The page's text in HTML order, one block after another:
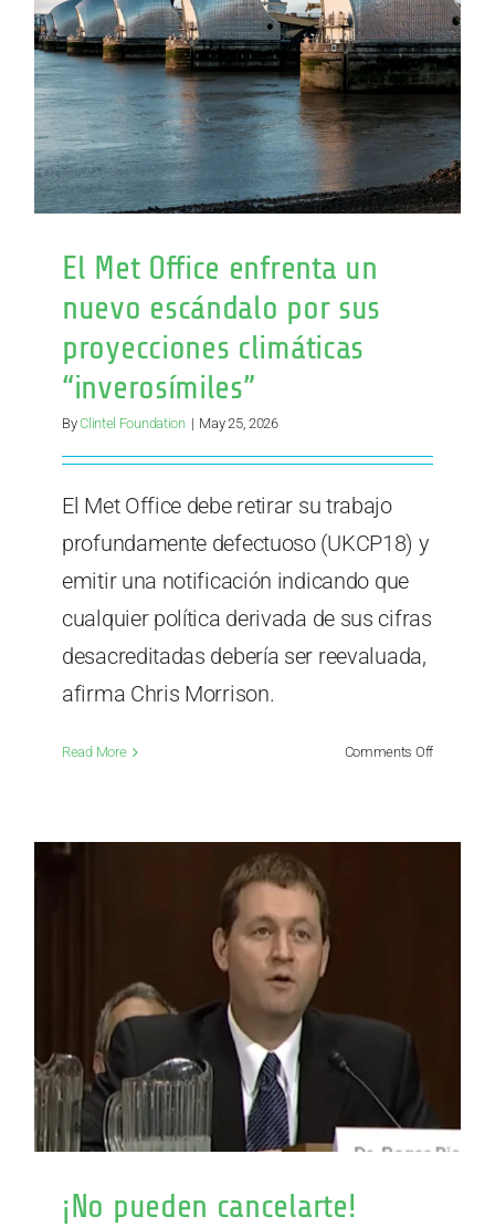
El Met Office enfrenta un
nuevo escándalo por sus
proyecciones climáticas
“inverosímiles”
ByClintel Foundation | May 25, 2026
El Met Office debe retirar su trabajo
profundamente defectuoso (UKCP18) y
emitir una notificación indicando que
cualquier política derivada de sus cifras
desacreditadas debería ser reevaluada,
afirma Chris Morrison.
Read More Comments Offon
¡No pueden cancelarte!